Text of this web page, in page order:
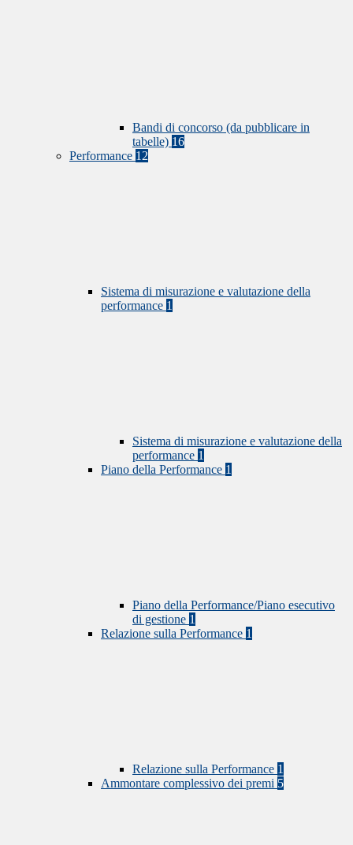
Bandi di concorso (da pubblicare in
tabelle) 16
Performance 12
Sistema di misurazione e valutazione della
performance 1
Sistema di misurazione e valutazione della
performance 1
Piano della Performance 1
Piano della Performance/Piano esecutivo
di gestione 1
Relazione sulla Performance 1
Relazione sulla Performance 1
Ammontare complessivo dei premi 5